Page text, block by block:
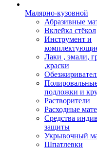
Малярно-кузовной
Абразивные
Вклейка стёкол
Инструмент и
Лаки , эмали,
,краски
подложки и
Растворители
Расходные
Средства
защиты
Укрывочный
Шпатлевки